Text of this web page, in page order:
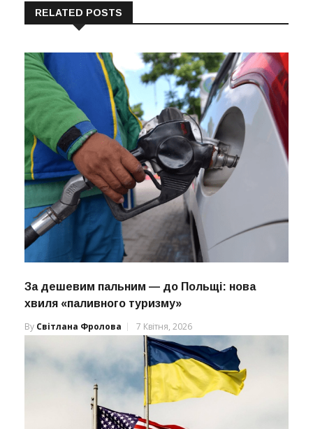
RELATED POSTS
За дешевим пальним — до Польщі: нова
хвиля «паливного туризму»
By Світлана Фролова 7 Квітня, 2026